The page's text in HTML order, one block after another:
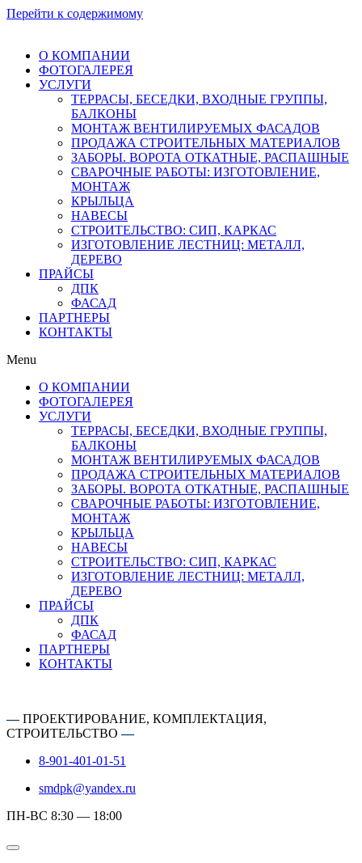
Перейти к содержимому
О КОМПАНИИ
ФОТОГАЛЕРЕЯ
УСЛУГИ
ТЕРРАСЫ, БЕСЕДКИ, ВХОДНЫЕ ГРУППЫ,
БАЛКОНЫ
МОНТАЖ ВЕНТИЛИРУЕМЫХ ФАСАДОВ
ПРОДАЖА СТРОИТЕЛЬНЫХ МАТЕРИАЛОВ
ЗАБОРЫ. ВОРОТА ОТКАТНЫЕ, РАСПАШНЫЕ
СВАРОЧНЫЕ РАБОТЫ: ИЗГОТОВЛЕНИЕ,
МОНТАЖ
КРЫЛЬЦА
НАВЕСЫ
СТРОИТЕЛЬСТВО: СИП, КАРКАС
ИЗГОТОВЛЕНИЕ ЛЕСТНИЦ: МЕТАЛЛ,
ДЕРЕВО
ПРАЙСЫ
ДПК
ФАСАД
ПАРТНЕРЫ
КОНТАКТЫ
Menu
О КОМПАНИИ
ФОТОГАЛЕРЕЯ
УСЛУГИ
ТЕРРАСЫ, БЕСЕДКИ, ВХОДНЫЕ ГРУППЫ,
БАЛКОНЫ
МОНТАЖ ВЕНТИЛИРУЕМЫХ ФАСАДОВ
ПРОДАЖА СТРОИТЕЛЬНЫХ МАТЕРИАЛОВ
ЗАБОРЫ. ВОРОТА ОТКАТНЫЕ, РАСПАШНЫЕ
СВАРОЧНЫЕ РАБОТЫ: ИЗГОТОВЛЕНИЕ,
МОНТАЖ
КРЫЛЬЦА
НАВЕСЫ
СТРОИТЕЛЬСТВО: СИП, КАРКАС
ИЗГОТОВЛЕНИЕ ЛЕСТНИЦ: МЕТАЛЛ,
ДЕРЕВО
ПРАЙСЫ
ДПК
ФАСАД
ПАРТНЕРЫ
КОНТАКТЫ
—ПРОЕКТИРОВАНИЕ, КОМПЛЕКТАЦИЯ,
СТРОИТЕЛЬСТВО—
8-901-401-01-51
smdpk@yandex.ru
ПН-ВС 8:30 — 18:00